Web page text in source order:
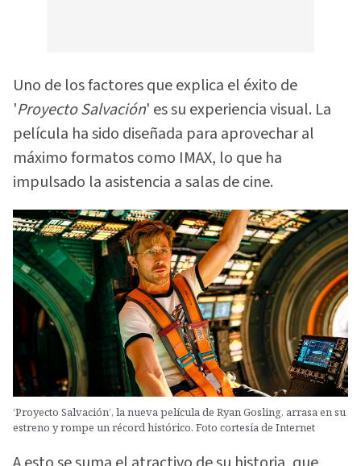
Uno de los factores que explica el éxito de
'Proyecto Salvación' es su experiencia visual. La
película ha sido diseñada para aprovechar al
máximo formatos como IMAX, lo que ha
impulsado la asistencia a salas de cine.
‘Proyecto Salvación’, la nueva película de Ryan Gosling, arrasa en su
estreno y rompe un récord histórico. Foto cortesía de Internet